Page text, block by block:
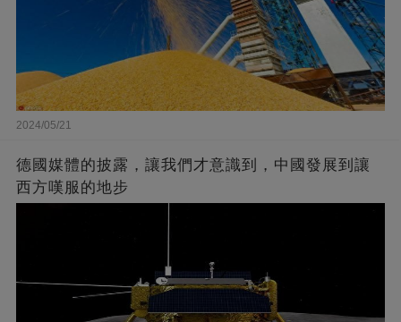
2024/05/21
德國媒體的披露，讓我們才意識到，中國發展到讓
西方嘆服的地步